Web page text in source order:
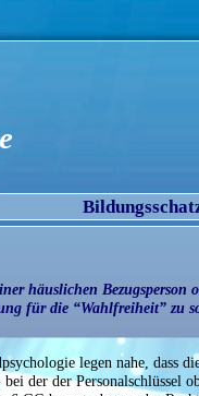
häuslichen
für die “Wahlfreiheit” zu
legen nahe, dass
der der Personalschlüssel